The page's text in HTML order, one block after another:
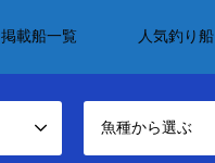
掲載船一覧 人気釣り船
魚種から選ぶ